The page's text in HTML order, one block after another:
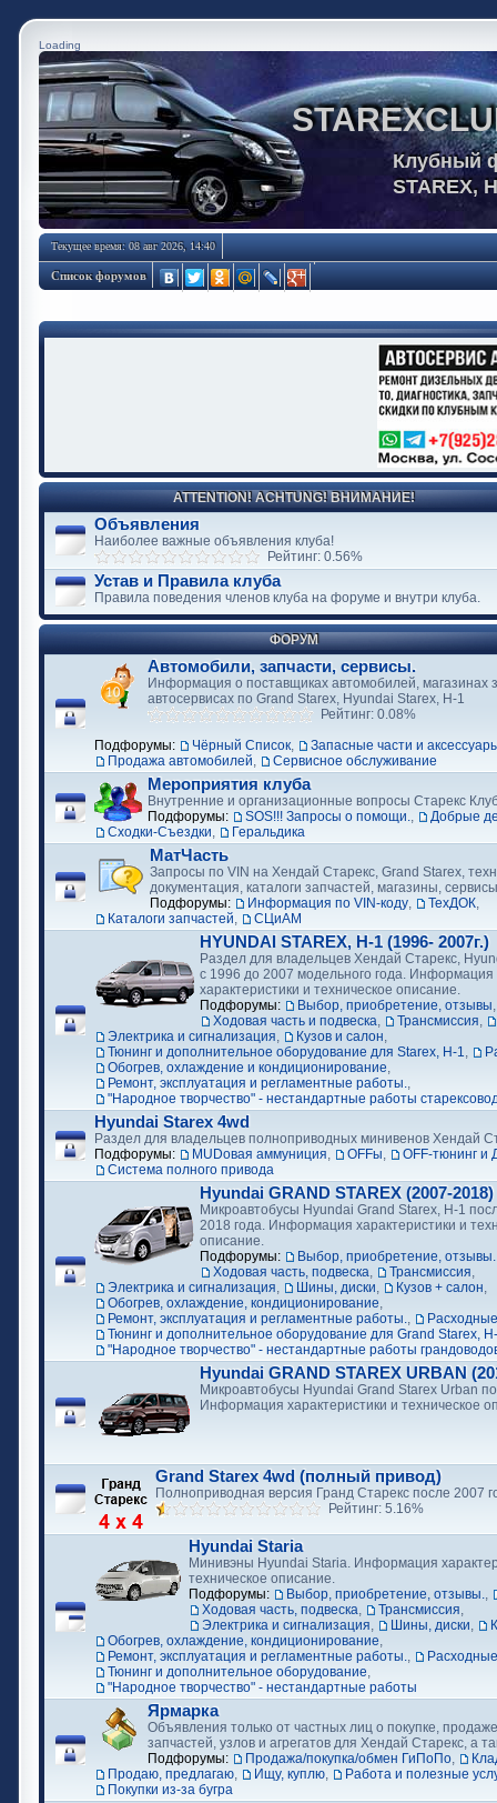
Loading
Клубный
STAREX,
Текущее время: 08 авг 2026, 14:40
Список форумов
ATTENTION! ACHTUNG! ВНИМАНИЕ!
Объявления
Наиболее важные объявления клуба!
Рейтинг: 0.56%
Устав и Правила клуба
Правила поведения членов клуба на форуме и внутри клуба.
ФОРУМ
Автомобили, запчасти, сервисы.
Информация о поставщиках автомобилей, магазинах
автосервисах по Grand Starex, Hyundai Starex, H-1
Рейтинг: 0.08%
Подфорумы:
Чёрный Список,
Запасные части и
Продажа автомобилей, Сервисное обслуживание
Мероприятия клуба
Внутренние и организационные вопросы Старекс
Подфорумы:
SOS!!! Запросы о помощи.,
Добрые
Сходки-Съездки, Геральдика
МатЧасть
Запросы по VIN на Хендай Старекс, Grand Starex,
документация, каталоги запчастей, магазины, сервисы
Подфорумы:
Информация по VIN-коду, ТехДОК,
Каталоги запчастей, СЦиАМ
HYUNDAI STAREX, H-1 (1996- 2007г.)
Раздел для владельцев Хендай Старекс,
с 1996 до 2007 модельного года. Информация
характеристики и техническое описание.
Подфорумы:
Выбор, приобретение, отзывы
Ходовая часть и подвеска, Трансмиссия,
Электрика и сигнализация, Кузов и салон,
Тюнинг и дополнительное оборудование для Starex, H-1,
Обогрев, охлаждение и кондиционирование,
Ремонт, эксплуатация и регламентные работы.,
"Народное творчество" - нестандартные работы
Hyundai Starex 4wd
Раздел для владельцев полноприводных минивенов Хендай
Подфорумы:
MUDовая аммуниция, OFFы,
OFF-тюнинг и
Cистема полного привода
Hyundai GRAND STAREX (2007-2018)
Микроавтобусы Hyundai Grand Starex, H-1
2018 года. Информация характеристики и
описание.
Подфорумы:
Выбор, приобретение, отзывы.
Ходовая часть, подвеска, Трансмиссия,
Электрика и сигнализация, Шины, диски, Кузов + салон,
Обогрев, охлаждение, кондиционирование,
Ремонт, эксплуатация и регламентные работы.,
Тюнинг и дополнительное оборудование для Grand Starex,
"Народное творчество" - нестандартные работы
Hyundai GRAND STAREX URBAN
Микроавтобусы Hyundai Grand Starex Urban
Информация характеристики и техническое
Grand Starex 4wd (полный привод)
Полноприводная версия Гранд Старекс после 2007
Рейтинг: 5.16%
Hyundai Staria
Минивэны Hyundai Staria. Информация
техническое описание.
Подфорумы:
Выбор, приобретение, отзывы.,
Ходовая часть, подвеска, Трансмиссия,
Электрика и сигнализация, Шины, диски,
Обогрев, охлаждение, кондиционирование,
Ремонт, эксплуатация и регламентные работы.,
Тюнинг и дополнительное оборудование,
"Народное творчество" - нестандартные работы
Ярмарка
Объявления только от частных лиц о покупке,
запчастей, узлов и агрегатов для Хендай Старекс, а
Подфорумы:
Продажа/покупка/обмен ГиПоПо,
Продаю, предлагаю, Ищу, куплю,
Работа и полезные
Покупки из-за бугра